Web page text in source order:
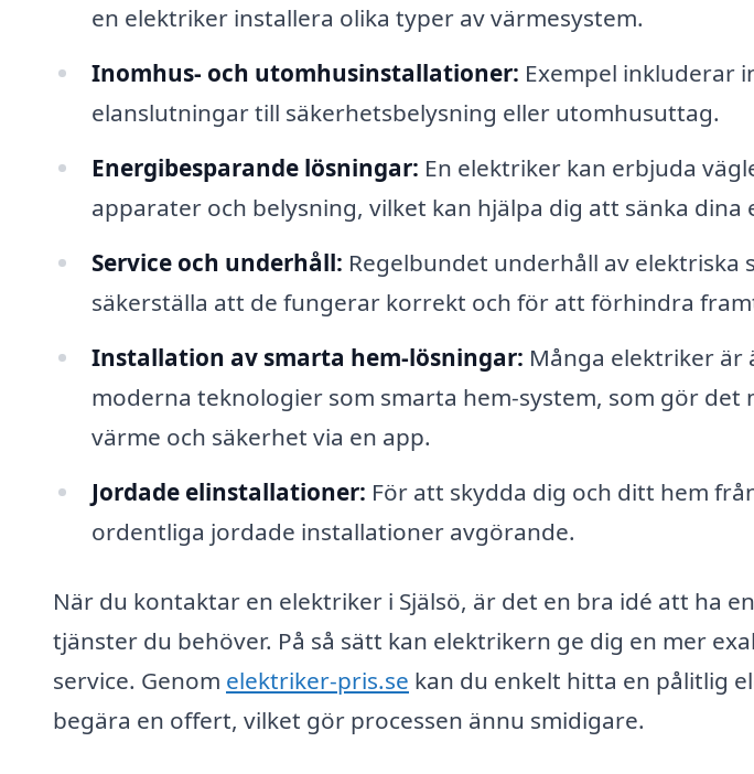
en elektriker installera olika typer av värmesystem.
Inomhus- och utomhusinstallationer: Exempel inkluderar
elanslutningar till säkerhetsbelysning eller utomhusuttag.
Energibesparande lösningar: En elektriker kan erbjuda
apparater och belysning, vilket kan hjälpa dig att sänka dina
Service och underhåll: Regelbundet underhåll av
säkerställa att de fungerar korrekt och för att förhindra
Installation av smarta hem-lösningar: Många elektriker är
moderna teknologier som smarta hem-system, som gör det
värme och säkerhet via en app.
Jordade elinstallationer: För att skydda dig och ditt hem
ordentliga jordade installationer avgörande.
När du kontaktar en elektriker i Själsö, är det en bra idé att ha
tjänster du behöver. På så sätt kan elektrikern ge dig en mer
service. Genom elektriker-pris.se kan du enkelt hitta en pålitlig
begära en offert, vilket gör processen ännu smidigare.